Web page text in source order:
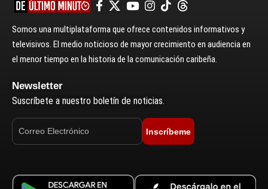
Somos una multiplataforma que ofrece contenidos informativos y
televisivos. El medio noticioso de mayor crecimiento en audiencia en
el menor tiempo en la historia de la comunicación caribeña.
Newsletter
Suscríbete a nuestro boletín de noticias.
Inscríbeme